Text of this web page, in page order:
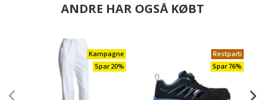
ANDRE HAR OGSÅ KØBT
Kampagne
Spar 20%
Restparti
Spar 76%